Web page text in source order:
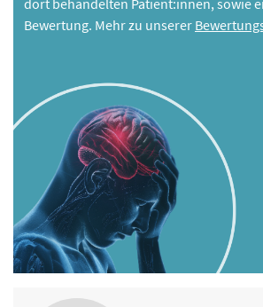
Bewertung. Mehr zu unserer